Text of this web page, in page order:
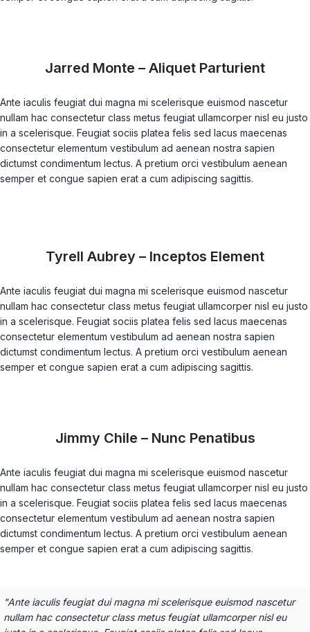
Jarred Monte – Aliquet Parturient
Ante iaculis feugiat dui magna mi scelerisque euismod nascetur
nullam hac consectetur class metus feugiat ullamcorper nisl eu justo
in a scelerisque. Feugiat sociis platea felis sed lacus maecenas
consectetur elementum vestibulum ad aenean nostra sapien
dictumst condimentum lectus. A pretium orci vestibulum aenean
semper et congue sapien erat a cum adipiscing sagittis.
Tyrell Aubrey – Inceptos Element
Ante iaculis feugiat dui magna mi scelerisque euismod nascetur
nullam hac consectetur class metus feugiat ullamcorper nisl eu justo
in a scelerisque. Feugiat sociis platea felis sed lacus maecenas
consectetur elementum vestibulum ad aenean nostra sapien
dictumst condimentum lectus. A pretium orci vestibulum aenean
semper et congue sapien erat a cum adipiscing sagittis.
Jimmy Chile – Nunc Penatibus
Ante iaculis feugiat dui magna mi scelerisque euismod nascetur
nullam hac consectetur class metus feugiat ullamcorper nisl eu justo
in a scelerisque. Feugiat sociis platea felis sed lacus maecenas
consectetur elementum vestibulum ad aenean nostra sapien
dictumst condimentum lectus. A pretium orci vestibulum aenean
semper et congue sapien erat a cum adipiscing sagittis.
"Ante iaculis feugiat dui magna mi scelerisque euismod nascetur
nullam hac consectetur class metus feugiat ullamcorper nisl eu